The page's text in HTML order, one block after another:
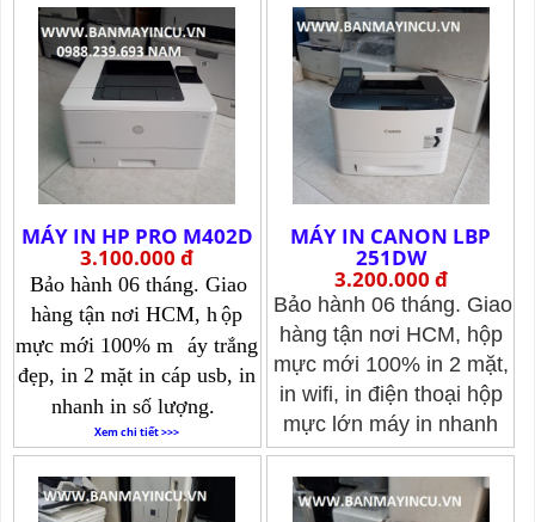
MÁY IN HP PRO M402D
3.100.000 đ
Bảo hành 06 tháng. Giao
hàng tận nơi HCM, h ộp
mực mới 100% m
áy trắng
đẹp, in 2 mặt in cáp usb, in
nhanh in số lượng.
Xem chi tiết >>>
MÁY IN CANON LBP
251DW
3.200.000 đ
Bảo hành 06 tháng. Giao
hàng tận nơi HCM, hộp
mực mới 100% in 2 mặt,
in wifi, in điện thoại hộp
mực lớn máy in nhanh
a4a5.
Xem chi tiết >>>